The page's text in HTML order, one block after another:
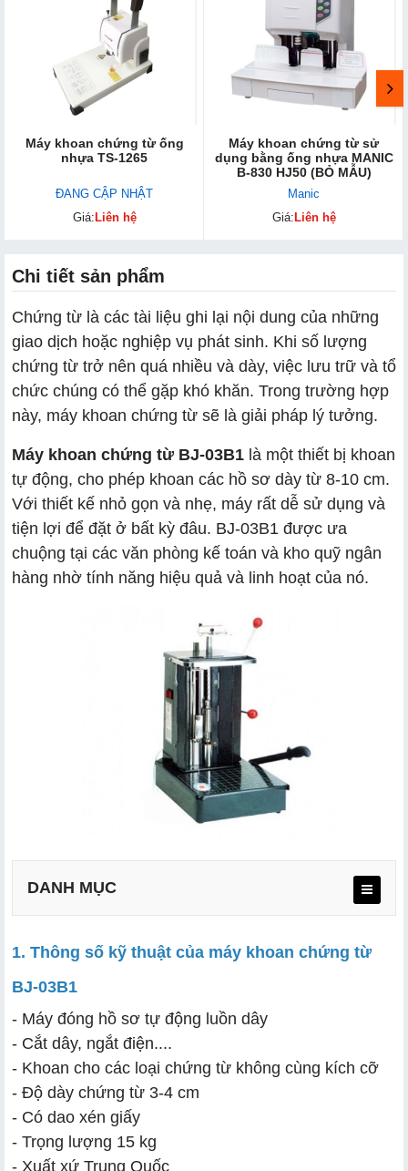
Máy khoan chứng từ ống
nhựa TS-1265
ĐANG CẬP NHẬT
Giá: Liên hệ
Máy khoan chứng từ sử
dụng bằng ống nhựa MANIC
B-830 HJ50 (BỎ MẪU)
Manic
Giá: Liên hệ
Chi tiết sản phẩm
Chứng từ là các tài liệu ghi lại nội dung của những
giao dịch hoặc nghiệp vụ phát sinh. Khi số lượng
chứng từ trở nên quá nhiều và dày, việc lưu trữ và tổ
chức chúng có thể gặp khó khăn. Trong trường hợp
này, máy khoan chứng từ sẽ là giải pháp lý tưởng.
Máy khoan chứng từ BJ-03B1 là một thiết bị khoan
tự động, cho phép khoan các hồ sơ dày từ 8-10 cm.
Với thiết kế nhỏ gọn và nhẹ, máy rất dễ sử dụng và
tiện lợi để đặt ở bất kỳ đâu. BJ-03B1 được ưa
chuộng tại các văn phòng kế toán và kho quỹ ngân
hàng nhờ tính năng hiệu quả và linh hoạt của nó.
DANH MỤC
a. Thiết kế sử dụng đơn giản và tiện lợi
b. Khoan được chứng từ nhiều kích cỡ khác nhau
c. Tiết kiệm chi phí quản lý
1. Thông số kỹ thuật của máy khoan chứng từ
BJ-03B1
- Máy đóng hồ sơ tự động luồn dây
- Cắt dây, ngắt điện....
- Khoan cho các loại chứng từ không cùng kích cỡ
- Độ dày chứng từ 3-4 cm
- Có dao xén giấy
- Trọng lượng 15 kg
- Xuất xứ Trung Quốc